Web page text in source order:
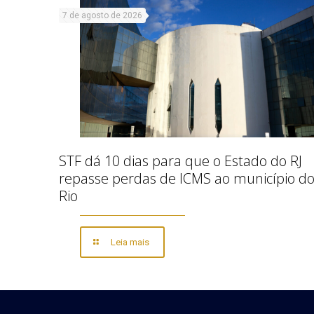
7 de agosto de 2026
STF dá 10 dias para que o Estado do RJ
repasse perdas de ICMS ao município do
Rio
Leia mais